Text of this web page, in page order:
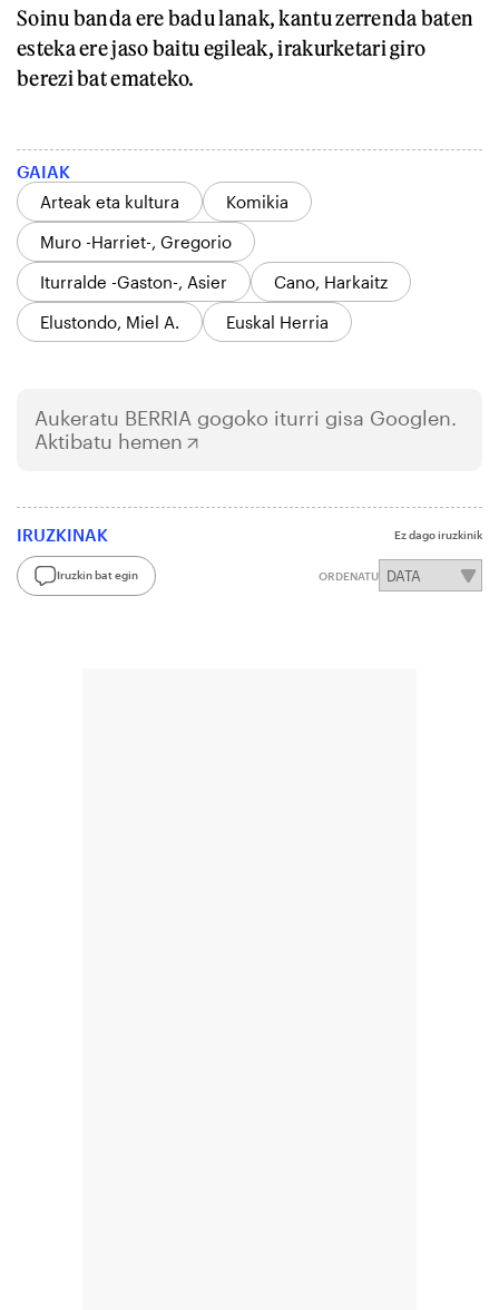
Soinu banda ere badu lanak, kantu zerrenda baten
esteka ere jaso baitu egileak, irakurketari giro
berezi bat emateko.
GAIAK
Arteak eta kultura
Komikia
Muro -Harriet-, Gregorio
Iturralde -Gaston-, Asier
Cano, Harkaitz
Elustondo, Miel A.
Euskal Herria
Aukeratu BERRIA gogoko iturri gisa Googlen.
Aktibatu hemen
IRUZKINAK Ez dago iruzkinik
Iruzkin bat egin ORDENATU